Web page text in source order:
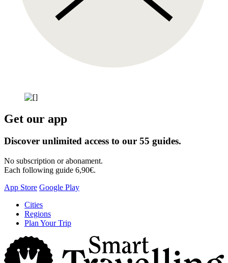
Get our app
Discover unlimited access to our 55 guides.
No subscription or abonament.
Each following guide 6,90€.
App Store Google Play
Skip
content
Cities
Regions
Plan Your Trip